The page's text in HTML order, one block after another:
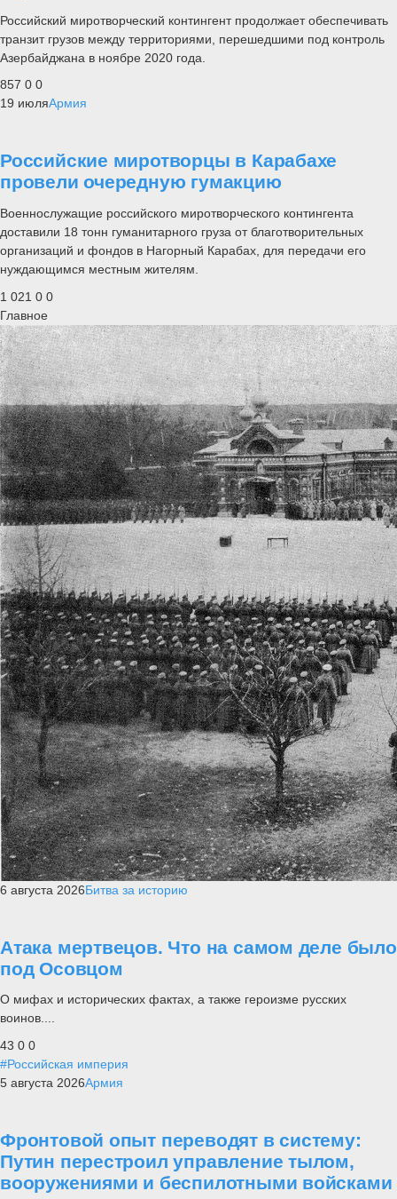
Российский миротворческий контингент продолжает обеспечивать
транзит грузов между территориями, перешедшими под контроль
Азербайджана в ноябре 2020 года.
857 0 0
19 июляАрмия
Российские миротворцы в Карабахе
провели очередную гумакцию
Военнослужащие российского миротворческого контингента
доставили 18 тонн гуманитарного груза от благотворительных
организаций и фондов в Нагорный Карабах, для передачи его
нуждающимся местным жителям.
1 021 0 0
Главное
6 августа 2026Битва за историю
Атака мертвецов. Что на самом деле было
под Осовцом
О мифах и исторических фактах, а также героизме русских
воинов....
43 0 0
#Российская империя
5 августа 2026Армия
Фронтовой опыт переводят в систему:
Путин перестроил управление тылом,
вооружениями и беспилотными войсками